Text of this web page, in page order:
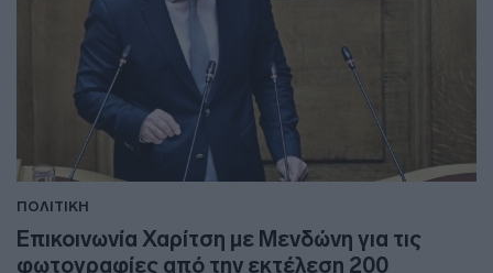
ΠΟΛΙΤΙΚΗ
Επικοινωνία Χαρίτση με Μενδώνη για τις
φωτογραφίες από την εκτέλεση 200